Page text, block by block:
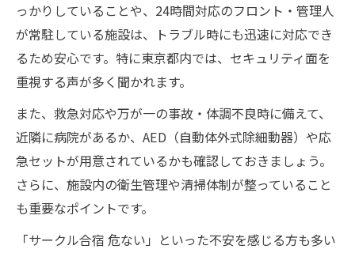
っかりしていることや、24時間対応のフロント・管理人
が常駐している施設は、トラブル時にも迅速に対応でき
るため安心です。特に東京都内では、セキュリティ面を
重視する声が多く聞かれます。
また、救急対応や万が一の事故・体調不良時に備えて、
近隣に病院があるか、AED（自動体外式除細動器）や応
急セットが用意されているかも確認しておきましょう。
さらに、施設内の衛生管理や清掃体制が整っていること
も重要なポイントです。
「サークル合宿 危ない」といった不安を感じる方も多い